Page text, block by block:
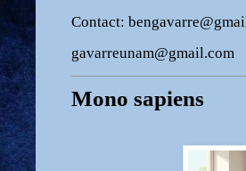
Contact:
gavarreunam@gmail.com
Mono sapiens